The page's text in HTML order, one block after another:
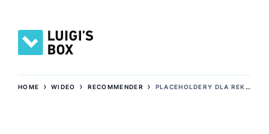
HOME ›WIDEO › RECOMMENDER › PLACEHOLDERY DLA REKOMENDATORÓW LUIGI’S BOX